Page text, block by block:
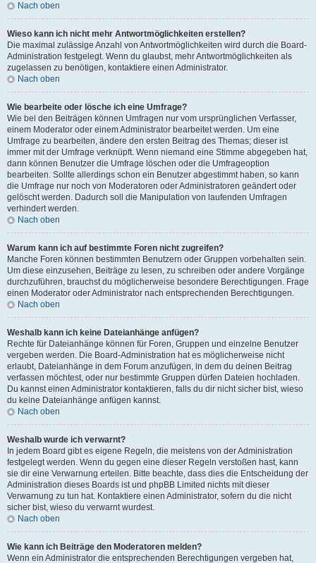
Nach oben
Wieso kann ich nicht mehr Antwortmöglichkeiten erstellen?
Die maximal zulässige Anzahl von Antwortmöglichkeiten wird durch die Board-
Administration festgelegt. Wenn du glaubst, mehr Antwortmöglichkeiten als
zugelassen zu benötigen, kontaktiere einen Administrator.
Nach oben
Wie bearbeite oder lösche ich eine Umfrage?
Wie bei den Beiträgen können Umfragen nur vom ursprünglichen Verfasser,
einem Moderator oder einem Administrator bearbeitet werden. Um eine
Umfrage zu bearbeiten, ändere den ersten Beitrag des Themas; dieser ist
immer mit der Umfrage verknüpft. Wenn niemand eine Stimme abgegeben hat,
dann können Benutzer die Umfrage löschen oder die Umfrageoption
bearbeiten. Sollte allerdings schon ein Benutzer abgestimmt haben, so kann
die Umfrage nur noch von Moderatoren oder Administratoren geändert oder
gelöscht werden. Dadurch soll die Manipulation von laufenden Umfragen
verhindert werden.
Nach oben
Warum kann ich auf bestimmte Foren nicht zugreifen?
Manche Foren können bestimmten Benutzern oder Gruppen vorbehalten sein.
Um diese einzusehen, Beiträge zu lesen, zu schreiben oder andere Vorgänge
durchzuführen, brauchst du möglicherweise besondere Berechtigungen. Frage
einen Moderator oder Administrator nach entsprechenden Berechtigungen.
Nach oben
Weshalb kann ich keine Dateianhänge anfügen?
Rechte für Dateianhänge können für Foren, Gruppen und einzelne Benutzer
vergeben werden. Die Board-Administration hat es möglicherweise nicht
erlaubt, Dateianhänge in dem Forum anzufügen, in dem du deinen Beitrag
verfassen möchtest, oder nur bestimmte Gruppen dürfen Dateien hochladen.
Du kannst einen Administrator kontaktieren, falls du dir nicht sicher bist, wieso
du keine Dateianhänge anfügen kannst.
Nach oben
Weshalb wurde ich verwarnt?
In jedem Board gibt es eigene Regeln, die meistens von der Administration
festgelegt werden. Wenn du gegen eine dieser Regeln verstoßen hast, kann
sie dir eine Verwarnung erteilen. Bitte beachte, dass dies die Entscheidung der
Administration dieses Boards ist und phpBB Limited nichts mit dieser
Verwarnung zu tun hat. Kontaktiere einen Administrator, sofern du die nicht
sicher bist, wieso du verwarnt wurdest.
Nach oben
Wie kann ich Beiträge den Moderatoren melden?
Wenn ein Administrator die entsprechenden Berechtigungen vergeben hat,